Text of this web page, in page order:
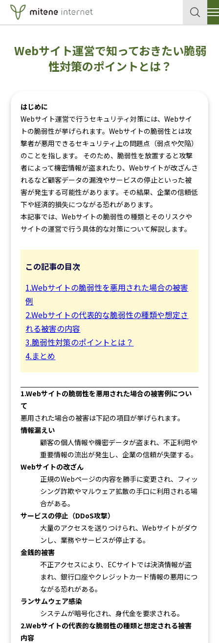
クラウド
ネットワーク
メールサービス
ホスティングサービス
企業情報
テックブログ
個人向けサイトはこちら
お問い合わせ
Webサイト運営で知っておきたい脆弱
性対策のポイントとは？
はじめに
Webサイト運営で行うセキュリティ対策には、Webサイ
トの脆弱性が挙げられます。Webサイトの脆弱性とは攻
撃者が悪用できるセキュリティ上の問題点（弱点や欠陥）
のことを指します。 そのため、脆弱性を放置すると攻撃
者によって機密情報が盗まれたり、Webサイトが改ざんさ
れるなど顧客データの漏洩やサービスの停止といった被
害が発生する可能性があります。その結果、企業の信頼低
下や経済的損失につながる恐れがあります。
本記事では、Webサイトの脆弱性の種類とそのリスクや
サイトの運営で行う具体的な対策について解説します。
この記事の目次
1.Webサイトの脆弱性を悪用された場合の被害
例
2.Webサイトの代表的な脆弱性の種類や想定さ
れる被害の内容
3.脆弱性対策のポイントとは？
4.まとめ
1.Webサイトの脆弱性を悪用された場合の被害例につい
て
悪用された場合の被害は下記の項目が挙げられます。
情報漏えい
顧客の個人情報や機密データが盗まれ、不正利用や
重要情報の流出が発生し、企業の信頼が失墜する。
Webサイトの改ざん
正規のWebページの内容を勝手に変更され、フィッ
シング詐欺やマルウェア拡散の手口に利用される場
合がある。
サービスの停止（DDoS攻撃）
大量のアクセスを送りつけられ、Webサイトがダウ
ンし、業務やサービスが停止する。
金銭的被害
不正アクセスにより、ECサイトでは決済情報が盗
まれ、銀行口座やクレジットカード情報の悪用につ
ながる恐れがある。
ランサムウェア感染
システムが暗号化され、身代金を要求される。
2.Webサイトの代表的な脆弱性の種類と想定される被害
内容